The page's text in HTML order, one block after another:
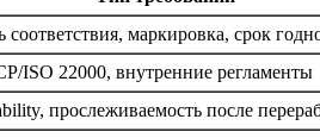
соответствия, маркировка, срок
ISO 22000, внутренние регламенты
прослеживаемость после